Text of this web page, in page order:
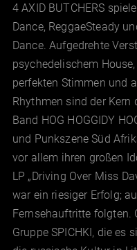
4 AXID BUTCHERS
Dance, ReggaeSteady
Dance. Aufgedrehte
psychedelischem
perfekten Stimmen und
Rhythmen sind der Kern
Band HOG HOGGIDY
und Punkszene Süd
vor allem ihren großen
LP „Driving Over Miss
war ein riesiger Erfolg;
Fernsehauftritte folgten.
Gruppe SPICHKI, die es